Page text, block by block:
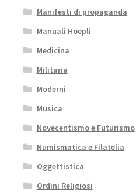
Manifesti di propaganda
Manuali Hoepli
Medicina
Militaria
Moderni
Musica
Novecentismo e Futurismo
Numismatica e Filatelia
Oggettistica
Ordini Religiosi